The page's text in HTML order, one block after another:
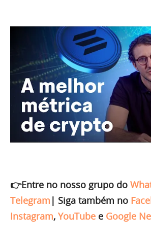
👉Entre no nosso grupo do
Telegram | Siga também no
Instagram, YouTube e Google